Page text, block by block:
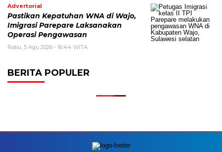
Advertorial
Pastikan Kepatuhan WNA di Wajo,
Imigrasi Parepare Laksanakan
Operasi Pengawasan
Rabu, 5 Agu 2026 - 16:44 WITA
BERITA POPULER